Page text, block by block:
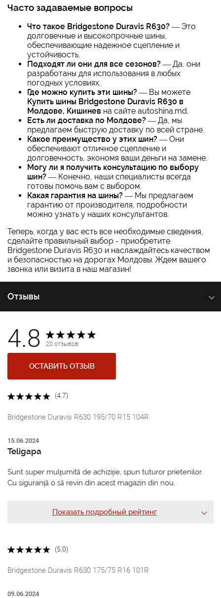
Часто задаваемые вопросы
Что такое Bridgestone Duravis R630? — Это
долговечные и высокопрочные шины,
обеспечивающие надежное сцепление и
устойчивость.
Подходят ли они для все сезонов? — Да, они
разработаны для использования в любых
погодных условиях.
Где можно купить эти шины? — Вы можете
Купить шины Bridgestone Duravis R630 в
Молдове, Кишинев на сайте autoshina.md.
Есть ли доставка по Молдове? — Да, мы
предлагаем быструю доставку по всей стране.
Какое преимущество у этих шин? — Они
обеспечивают отличное сцепление и
долговечность, экономя ваши деньги на замене.
Могу ли я получить консультацию по выбору
шин? — Конечно, наши специалисты всегда
готовы помочь вам с выбором.
Какая гарантия на шины? — Мы предлагаем
гарантию от производителя, подробности
можно узнать у наших консультантов.
Теперь, когда у вас есть все необходимые сведения,
сделайте правильный выбор - приобретите
Bridgestone Duravis R630 и наслаждайтесь качеством
и безопасностью на дорогах Молдовы. Ждем вашего
звонка или визита в наш магазин!
Отзывы
4.8 20 отзывов
ОСТАВИТЬ ОТЗЫВ
(4.7)
Bridgestone Duravis R630 195/70 R15 104R
15.06.2024
Teligapa
Sunt super mulțumită de achiziție, spun tuturor prietenilor.
Cu siguranță o să revin din acest magazin din nou.
Показать подробный рейтинг
(5.0)
Bridgestone Duravis R630 175/75 R16 101R
09.06.2024